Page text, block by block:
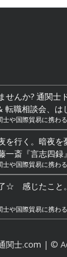
せんか? 通関士
職相談会、は
や国際貿易に携わ
を行く。暗夜
一斎『言志四録
や国際貿易に携わ
☆ 感じたこと
や国際貿易に携わ
関士.com | ©